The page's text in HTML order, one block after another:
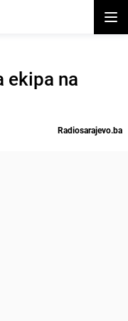
ekipa na
Radiosarajevo.ba